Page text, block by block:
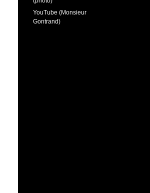
YouTube (Monsieur
Gontrand)